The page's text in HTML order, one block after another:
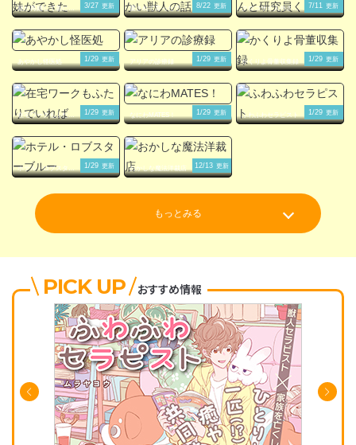
PICK UP おすすめ情報
親が再婚して急に妹
ができた
3/27 更新
愛されて育ったでか
い獣人の話
8/22 更新
クロコサギ人外さん
と研究員くん。
7/11 更新
あやかし怪医処 1/29 更新 アリアの診療録 1/29 更新 かくりよ骨董収集録 1/29 更新
在宅ワークもふたり
でいれば
1/29 更新 なにわMATES！ 1/29 更新 ふわふわセラピスト 1/29 更新
ホテル・ロブスター
ブルー
1/29 更新 おかしな魔法洋裁店 12/13 更新
もっとみる